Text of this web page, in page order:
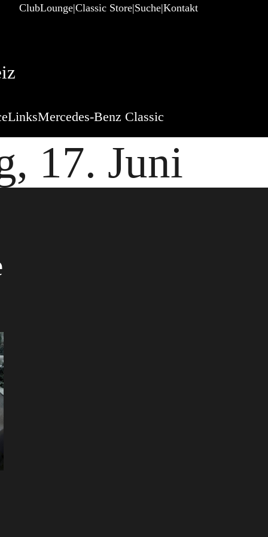
ClubLounge Classic Store Suche Kontakt
LinksMercedes-Benz Classic
17. Juni